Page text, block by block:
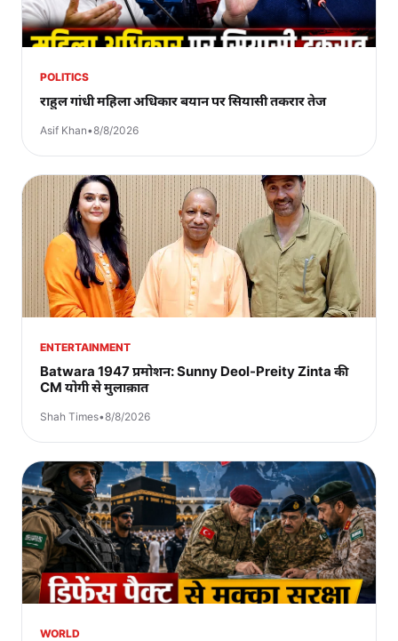
POLITICS
राहुल गांधी महिला अधिकार बयान पर सियासी तकरार तेज
Asif Khan•8/8/2026
ENTERTAINMENT
Batwara 1947 प्रमोशन: Sunny Deol-Preity Zinta की
CM योगी से मुलाक़ात
Shah Times•8/8/2026
WORLD